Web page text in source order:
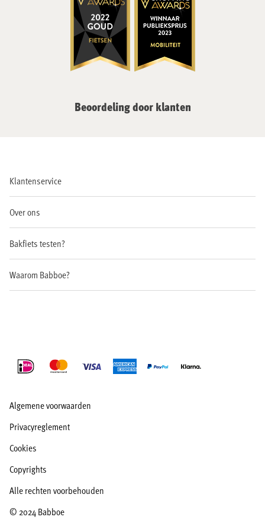
Beoordeling door klanten
Klantenservice
Over ons
Bakfiets testen?
Waarom Babboe?
Algemene voorwaarden
Privacyreglement
Cookies
Copyrights
Alle rechten voorbehouden
© 2024 Babboe